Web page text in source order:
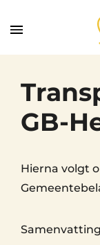
GB-
Hierna volgt